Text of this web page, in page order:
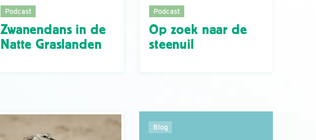
Podcast
Zwanendans in de
Natte Graslanden
Podcast
Op zoek naar de
steenuil
Blog